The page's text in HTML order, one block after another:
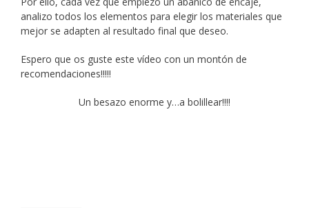
analizo todos los elementos para elegir los materiales que
mejor se adapten al resultado final que deseo.
Espero que os guste este vídeo con un montón de
recomendaciones!!!!!
Un besazo enorme y…a bolillear!!!!